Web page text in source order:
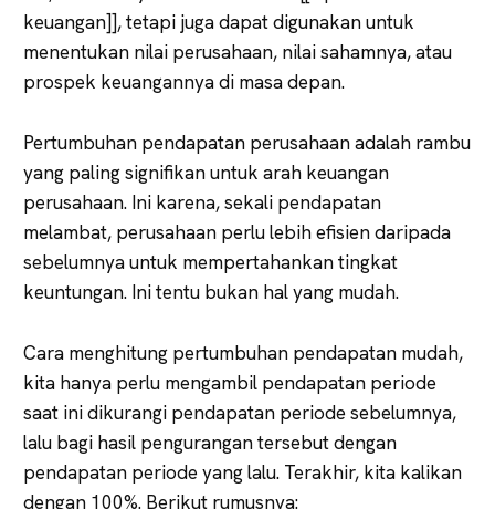
keuangan]], tetapi juga dapat digunakan untuk
menentukan nilai perusahaan, nilai sahamnya, atau
prospek keuangannya di masa depan.
Pertumbuhan pendapatan perusahaan adalah rambu
yang paling signifikan untuk arah keuangan
perusahaan. Ini karena, sekali pendapatan
melambat, perusahaan perlu lebih efisien daripada
sebelumnya untuk mempertahankan tingkat
keuntungan. Ini tentu bukan hal yang mudah.
Cara menghitung pertumbuhan pendapatan mudah,
kita hanya perlu mengambil pendapatan periode
saat ini dikurangi pendapatan periode sebelumnya,
lalu bagi hasil pengurangan tersebut dengan
pendapatan periode yang lalu. Terakhir, kita kalikan
dengan 100%. Berikut rumusnya: